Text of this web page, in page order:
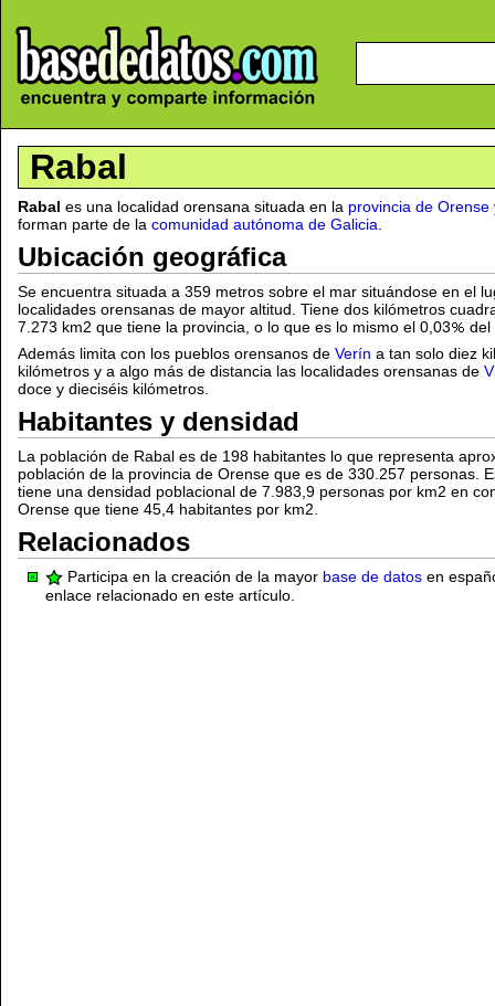
Rabal
Rabal es una localidad orensana situada en la provincia de Orense
forman parte de la comunidad autónoma de Galicia
Ubicación geográfica
Se encuentra situada a 359 metros sobre el mar situándose en el
localidades orensanas de mayor altitud. Tiene dos kilómetros
7.273 km2 que tiene la provincia, o lo que es lo mismo el 0,03
del
Además limita con los pueblos orensanos de Verín a tan solo diez
kilómetros y a algo más de distancia las localidades orensanas de
doce y dieciséis kilómetros.
Habitantes y densidad
La población de Rabal es de 198 habitantes lo que representa
población de la provincia de Orense que es de 330.257 personas.
tiene una densidad poblacional de 7.983,9 personas por km2 en
Orense que tiene 45,4 habitantes por km2.
Relacionados
Participa en la creación de la mayor base de datos en
enlace relacionado en este artículo.